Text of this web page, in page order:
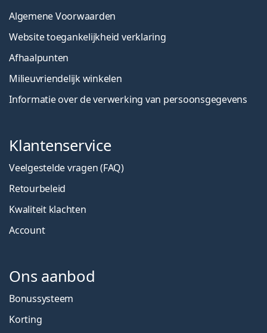
Algemene Voorwaarden
Website toegankelijkheid verklaring
Afhaalpunten
Milieuvriendelijk winkelen
Informatie over de verwerking van persoonsgegevens
Klantenservice
Veelgestelde vragen (FAQ)
Retourbeleid
Kwaliteit klachten
Account
Ons aanbod
Bonussysteem
Korting